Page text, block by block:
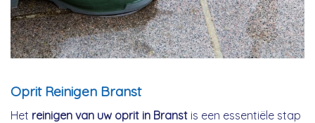
Oprit Reinigen Branst
Het reinigen van uw oprit in Branst is een essentiële stap